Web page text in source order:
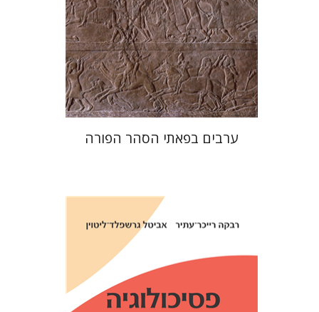
הנחת אתר ספר מודפס
$42
$38
ערבים בפאתי הסהר הפורה
אביטל גרשפלד-ליטוין
רבקה